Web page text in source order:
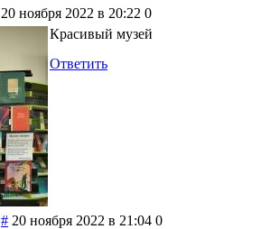
20 ноября 2022 в 20:22 0
Красивый музей
Ответить
# 20 ноября 2022 в 21:04 0